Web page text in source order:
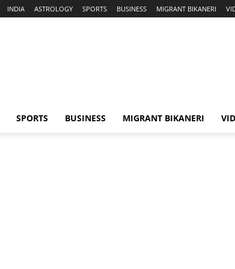
INDIA ASTROLOGY SPORTS BUSINESS MIGRANT BIKANERI
SPORTS BUSINESS MIGRANT BIKANERI